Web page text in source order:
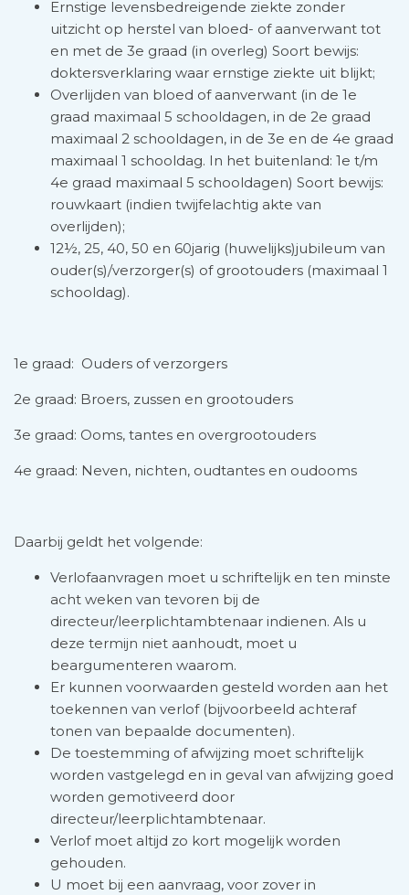
Ernstige levensbedreigende ziekte zonder
uitzicht op herstel van bloed-­ of aanverwant tot
en met de 3e graad (in overleg) Soort bewijs:
doktersverklaring waar ernstige ziekte uit blijkt;
Overlijden van bloed­ of aanverwant (in de 1e
graad maximaal 5 schooldagen, in de 2e graad
maximaal 2 schooldagen, in de 3e en de 4e graad
maximaal 1 schooldag. In het buitenland: 1e t/m
4e graad maximaal 5 schooldagen) Soort bewijs:
rouwkaart (indien twijfelachtig akte van
overlijden);
12½­, 25­, 40­, 50­ en 60­jarig (huwelijks­)jubileum van
ouder(s)/verzorger(s) of grootouders (maximaal 1
schooldag).
1e graad: Ouders of verzorgers
2e graad: Broers, zussen en grootouders
3e graad: Ooms, tantes en overgrootouders
4e graad: Neven, nichten, oudtantes en oudooms
Daarbij geldt het volgende:
Verlofaanvragen moet u schriftelijk en ten minste
acht weken van tevoren bij de
directeur/leerplichtambtenaar indienen. Als u
deze termijn niet aanhoudt, moet u
beargumenteren waarom.
Er kunnen voorwaarden gesteld worden aan het
toe­kennen van verlof (bijvoorbeeld achteraf
tonen van bepaalde documenten).
De toestemming of afwijzing moet schriftelijk
worden vastgelegd en in geval van afwijzing goed
worden gemotiveerd door
directeur/leerplichtambtenaar.
Verlof moet altijd zo kort mogelijk worden
gehouden.
U moet bij een aanvraag, voor zover in